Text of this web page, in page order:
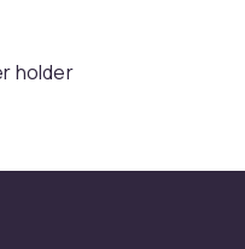
holder